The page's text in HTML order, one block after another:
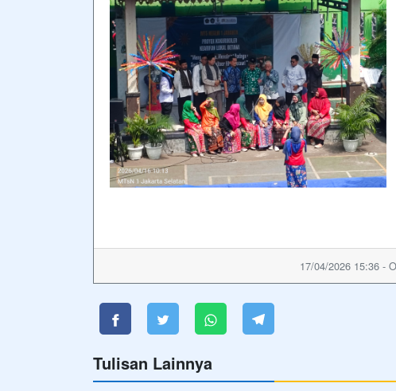
17/04/2026 15:36 -
Tulisan Lainnya